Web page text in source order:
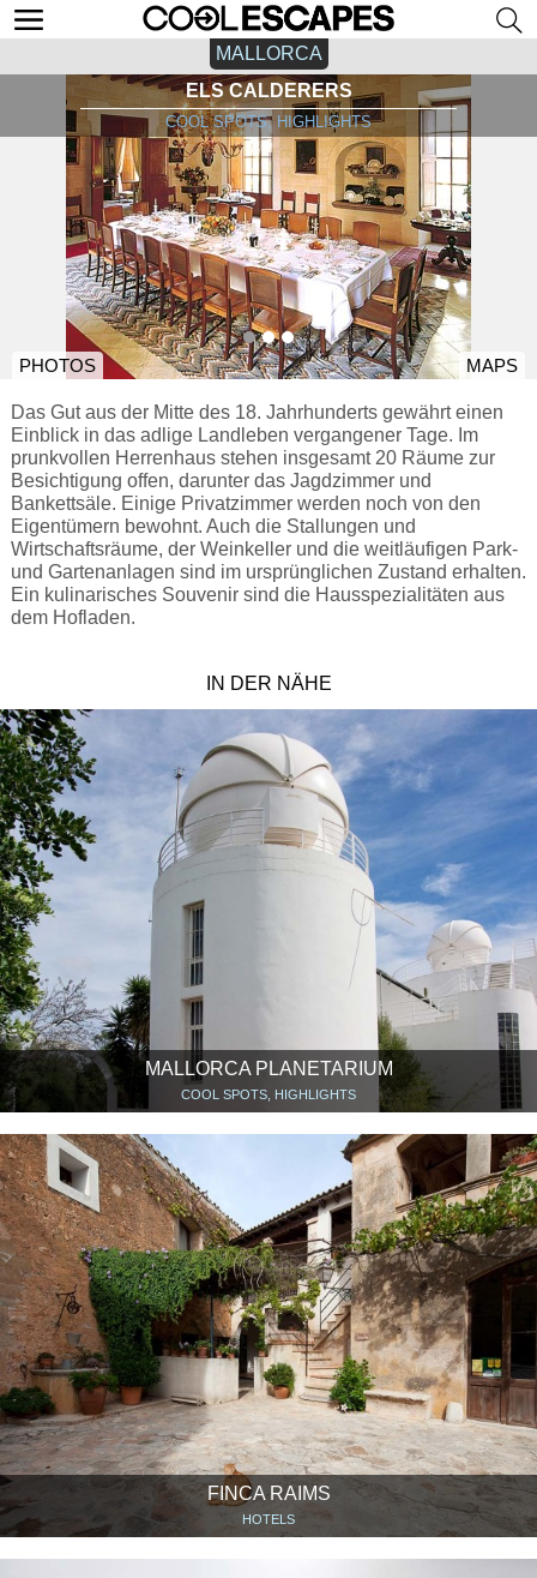
MALLORCA
ELS CALDERERS
COOL SPOTS, HIGHLIGHTS
PHOTOS MAPS
Das Gut aus der Mitte des 18. Jahrhunderts gewährt einen
Einblick in das adlige Landleben vergangener Tage. Im
prunkvollen Herrenhaus stehen insgesamt 20 Räume zur
Besichtigung offen, darunter das Jagdzimmer und
Bankettsäle. Einige Privatzimmer werden noch von den
Eigentümern bewohnt. Auch die Stallungen und
Wirtschaftsräume, der Weinkeller und die weitläufigen Park-
und Gartenanlagen sind im ursprünglichen Zustand erhalten.
Ein kulinarisches Souvenir sind die Hausspezialitäten aus
dem Hofladen.
IN DER NÄHE
MALLORCA PLANETARIUM
COOL SPOTS, HIGHLIGHTS
FINCA RAIMS
HOTELS